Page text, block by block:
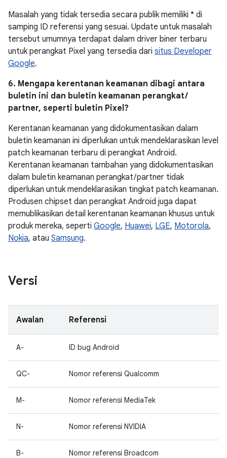
Masalah yang tidak tersedia secara publik memiliki * di
samping ID referensi yang sesuai. Update untuk masalah
tersebut umumnya terdapat dalam driver biner terbaru
untuk perangkat Pixel yang tersedia dari situs Developer
Google.
6. Mengapa kerentanan keamanan dibagi antara
buletin ini dan buletin keamanan perangkat /
partner, seperti buletin Pixel?
Kerentanan keamanan yang didokumentasikan dalam
buletin keamanan ini diperlukan untuk mendeklarasikan level
patch keamanan terbaru di perangkat Android.
Kerentanan keamanan tambahan yang didokumentasikan
dalam buletin keamanan perangkat / partner tidak
diperlukan untuk mendeklarasikan tingkat patch keamanan.
Produsen chipset dan perangkat Android juga dapat
memublikasikan detail kerentanan keamanan khusus untuk
produk mereka, seperti Google, Huawei, LGE, Motorola,
Nokia, atau Samsung.
Versi
Awalan Referensi
A- ID bug Android
QC- Nomor referensi Qualcomm
M- Nomor referensi MediaTek
N- Nomor referensi NVIDIA
B- Nomor referensi Broadcom